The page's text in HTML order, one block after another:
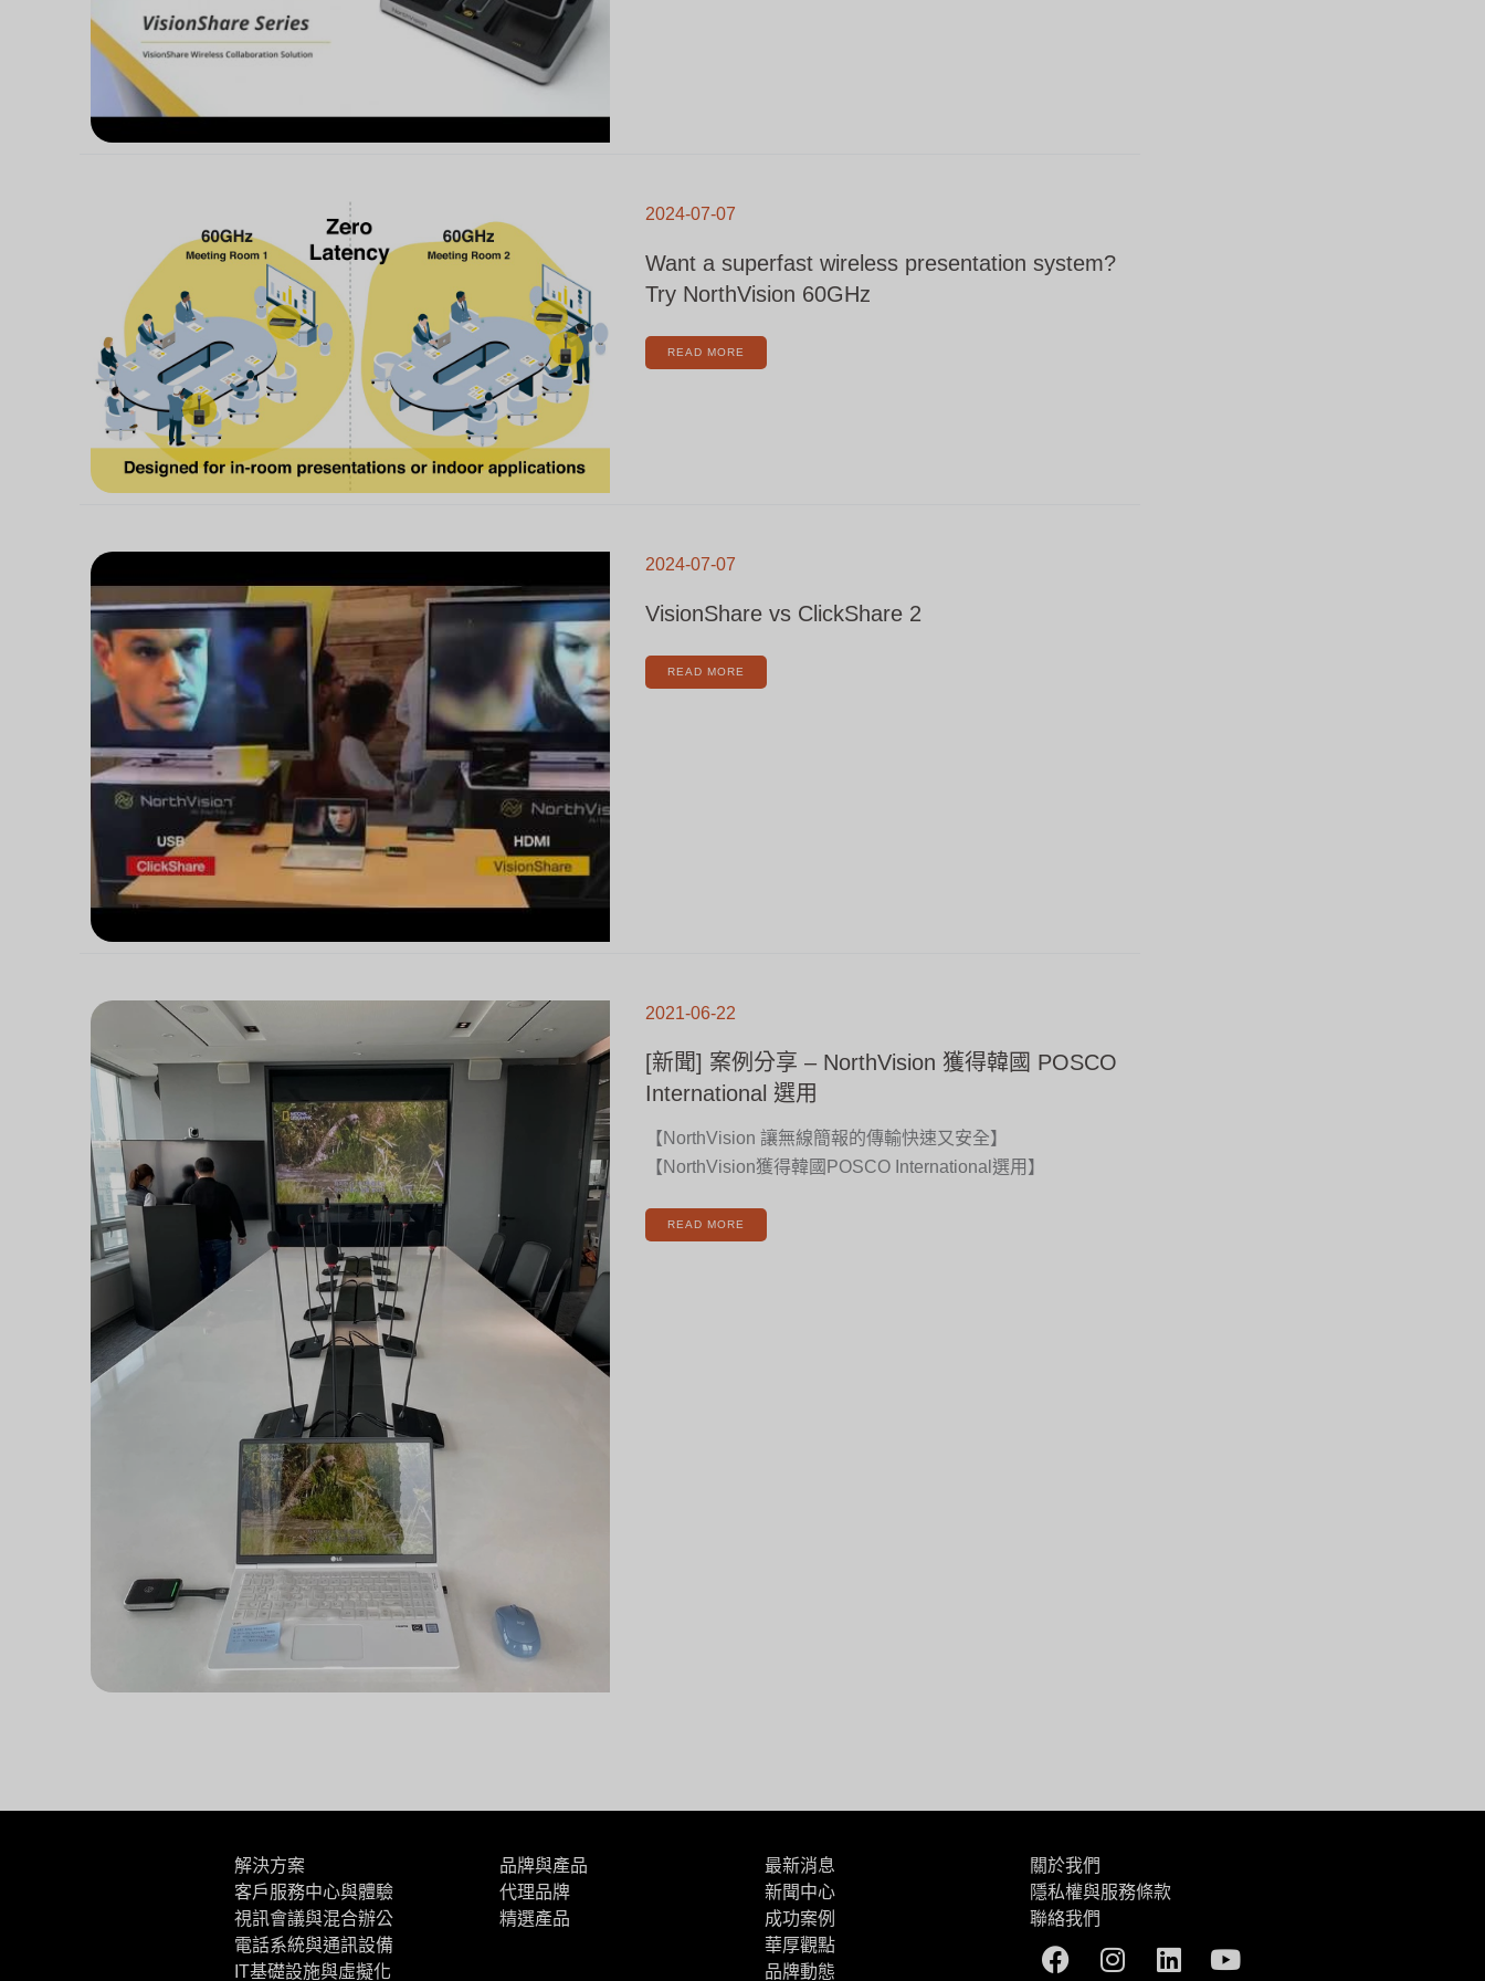
2024-07-07
Want a superfast wireless presentation system?
Try NorthVision 60GHz
A
SUPERFAST
TRY
NORTHVISION
READ MORE
2024-07-07
VisionShare vs ClickShare 2
VS
CLICKSHARE
READ MORE
2021-06-22
[新聞] 案例分享 – NorthVision 獲得韓國 POSCO
International 選用
【NorthVision 讓無線簡報的傳輸快速又安全】
【NorthVision獲得韓國POSCO International選用】
聞]
案
–
NORTHVISION
得
韓
INTERNATIONAL
選
用
READ MORE
解決方案
客戶服務中心與體驗
視訊會議與混合辦公
電話系統與通訊設備
IT基礎設施與虛擬化
品牌與產品
代理品牌
精選產品
最新消息
新聞中心
成功案例
華厚觀點
品牌動態
關於我們
隱私權與服務條款
聯絡我們
Facebook
Instagram
LinkedinYoutube